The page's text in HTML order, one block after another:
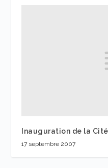
Inauguration de la
17 septembre 2007